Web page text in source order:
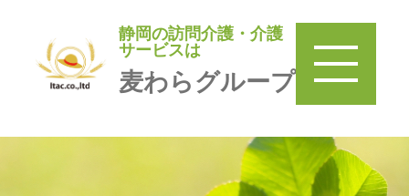
静岡の訪問介護・介護
サービスは
麦わらグループ
静岡の訪問介護・介護サービ
スは
麦わらグループ
＞